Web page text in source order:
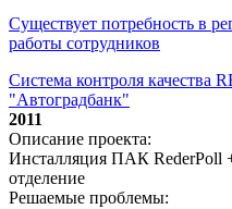
Существует потребность в
работы сотрудников
Система контроля качества
"Автоградбанк"
2011
Описание проекта:
Инсталляция ПАК RederPoll
отделение
Решаемые проблемы: